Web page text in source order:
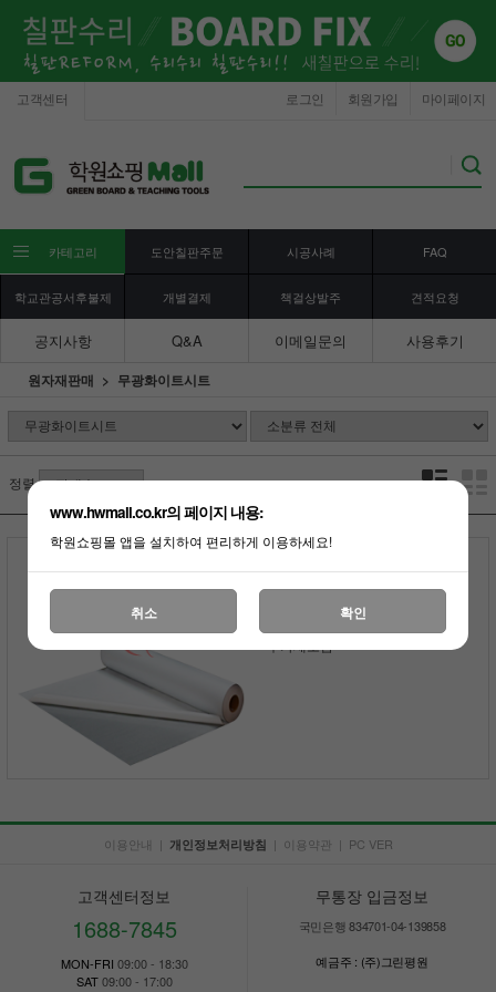
고객센터 마이페이지
회원가입
로그인
카테고리 도안칠판주문 시공사례 FAQ
학교관공서후불제 개별결제 책걸상발주 견적요청
공지사항 Q&A 이메일문의 사용후기
원자재판매 무광화이트시트
정렬
이용안내 | 개인정보처리방침 | 이용약관 | PC VER
고객센터정보
1688-7845
MON-FRI 09:00 - 18:30
SAT09:00 - 17:00
무통장 입금정보
국민은행 834701-04-139858
예금주 : (주)그린평원
www.hwmall.co.kr의 페이지 내용:
학원쇼핑몰 앱을 설치하여 편리하게 이용하세요!
취소 확인